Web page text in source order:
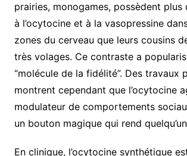
prairies, monogames, possèdent plus
à l’ocytocine et à la vasopressine
zones du cerveau que leurs cousins
très volages. Ce contraste a
“molécule de la fidélité”. Des travaux
montrent cependant que l’ocytocine
modulateur de comportements
un bouton magique qui rend
En clinique, l’ocytocine synthétique